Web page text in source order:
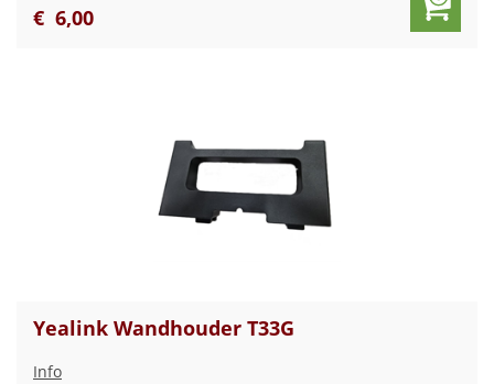
€ 6,00
Yealink Wandhouder T33G
Info